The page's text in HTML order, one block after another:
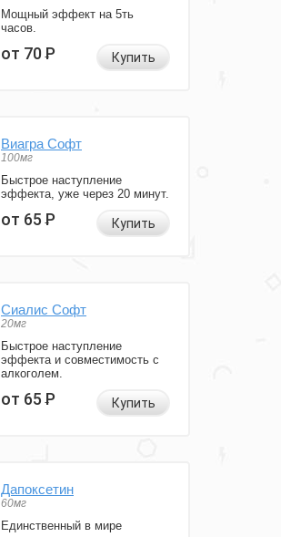
Мощный эффект на 5ть
часов.
от 70Р Купить
Виагра Софт
100мг
Быстрое наступление
эффекта, уже через 20 минут.
от 65Р Купить
Сиалис Софт
20мг
Быстрое наступление
эффекта и совместимость с
алкоголем.
от 65Р Купить
Дапоксетин
60мг
Единственный в мире